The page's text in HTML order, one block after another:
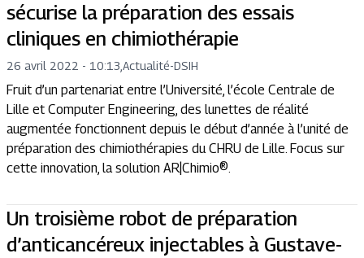
sécurise la préparation des essais
cliniques en chimiothérapie
26 avril 2022 - 10:13 Actualité-DSIH
Fruit d’un partenariat entre l’Université, l’école Centrale de
Lille et Computer Engineering, des lunettes de réalité
augmentée fonctionnent depuis le début d’année à l’unité de
préparation des chimiothérapies du CHRU de Lille. Focus sur
cette innovation, la solution AR|Chimio®.
Un troisième robot de préparation
d’anticancéreux injectables à Gustave-